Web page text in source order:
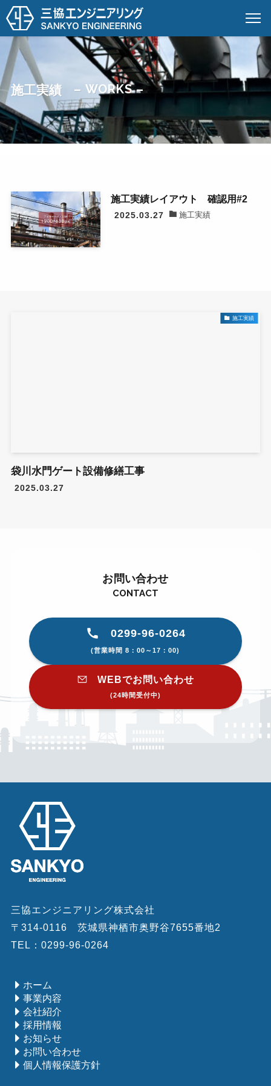
三協エンジニアリング株式会社
ホーム
事業内容
会社紹介
採用情報
〒312-0042
茨城県ひたちなか市東大島1-20-7
施工実績 – WORKS –
施工実績レイアウト 確認用#2
2025.03.27 施工実績
施工実績
袋川水門ゲート設備修繕工事
2025.03.27
お問い合わせ
CONTACT
0299-96-0264
(営業時間 8：00～17：00)
WEBでお問い合わせ
(24時間受付中)
三協エンジニアリング株式会社
〒314-0116 茨城県神栖市奥野谷7655番地2
TEL：0299-96-0264
ホーム
事業内容
会社紹介
採用情報
お知らせ
お問い合わせ
個人情報保護方針